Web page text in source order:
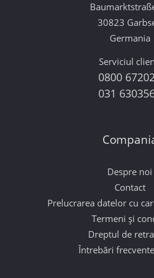
30823
Germania
Serviciul
0800
031
Despre noi
Contact
Prelucrarea datelor cu
Termeni și
Dreptul de
Întrebări